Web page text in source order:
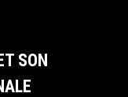
SON